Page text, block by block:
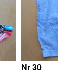
Nr 30